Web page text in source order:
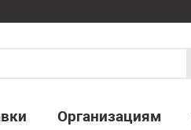
Организациям